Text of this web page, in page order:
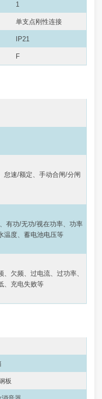
1
单支点刚性连接
IP21
F
怠速/额定、手动合闸/分闸
有功/无功/视在功率、功率
温度、蓄电池电压等
欠频、过电流、过功率、
、充电失败等
板